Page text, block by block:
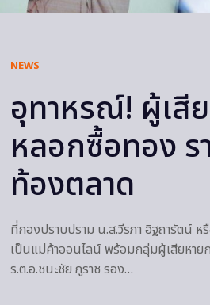
NEWS
อุทาหรณ์! ผู้เสี
หลอกซื้อทอง ร
ท้องตลาด
ที่กองปราบปราม น.ส.วีรภา อิฐถารัตน์ ห
เป็นแม่ค้าออนไลน์ พร้อมกลุ่มผู้เสียหายก
ร.ต.อ.ชนะชัย ภูราช รอง…